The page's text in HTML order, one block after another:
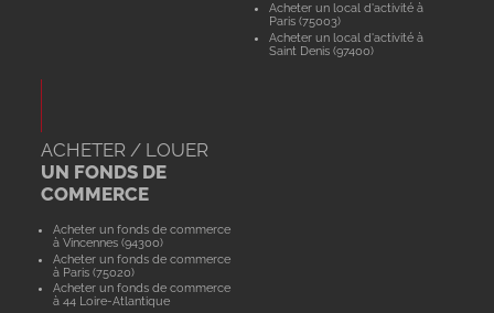
Acheter un local d'activité à
Paris (75003)
Acheter un local d'activité à
Saint Denis (97400)
ACHETER / LOUER
UN FONDS DE
COMMERCE
Acheter un fonds de commerce
à Vincennes (94300)
Acheter un fonds de commerce
à Paris (75020)
Acheter un fonds de commerce
à 44 Loire-Atlantique